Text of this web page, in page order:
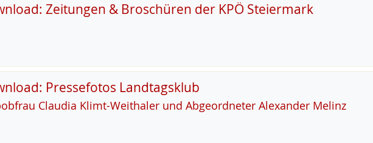
Zeitungen & Broschüren der KPÖ Steiermark
Pressefotos Landtagsklub
Clau­dia Klimt-Weitha­ler und Ab­ge­ord­ne­ter Alex­an­der Me­linz